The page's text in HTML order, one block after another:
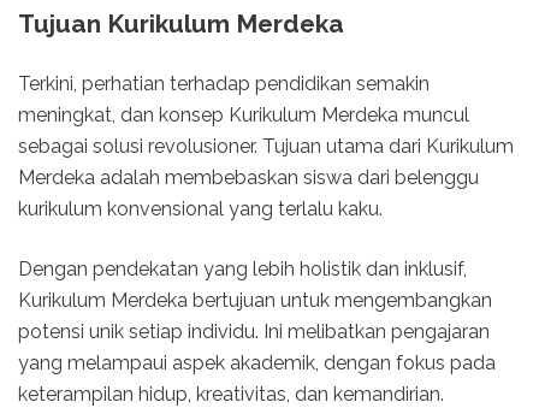
Tujuan Kurikulum Merdeka
Terkini, perhatian terhadap pendidikan semakin
meningkat, dan konsep Kurikulum Merdeka muncul
sebagai solusi revolusioner. Tujuan utama dari Kurikulum
Merdeka adalah membebaskan siswa dari belenggu
kurikulum konvensional yang terlalu kaku.
Dengan pendekatan yang lebih holistik dan inklusif,
Kurikulum Merdeka bertujuan untuk mengembangkan
potensi unik setiap individu. Ini melibatkan pengajaran
yang melampaui aspek akademik, dengan fokus pada
keterampilan hidup, kreativitas, dan kemandirian.